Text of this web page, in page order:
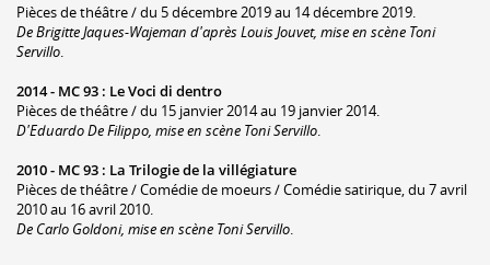
Pièces de théâtre / du 5 décembre 2019 au 14 décembre 2019.
De Brigitte Jaques-Wajeman d'après Louis Jouvet, mise en scène Toni
Servillo.
2014 - MC 93 : Le Voci di dentro
Pièces de théâtre / du 15 janvier 2014 au 19 janvier 2014.
D'Eduardo De Filippo, mise en scène Toni Servillo.
2010 - MC 93 : La Trilogie de la villégiature
Pièces de théâtre / Comédie de moeurs / Comédie satirique, du 7 avril
2010 au 16 avril 2010.
De Carlo Goldoni, mise en scène Toni Servillo.